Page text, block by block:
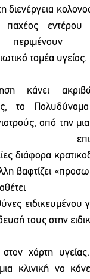
διενέργεια
παχέος  εντέρου
τομέα υγείας.
κάνει
τα
από την
διάφορα
βαφτίζει
τους στην
χάρτη
κλινική  να